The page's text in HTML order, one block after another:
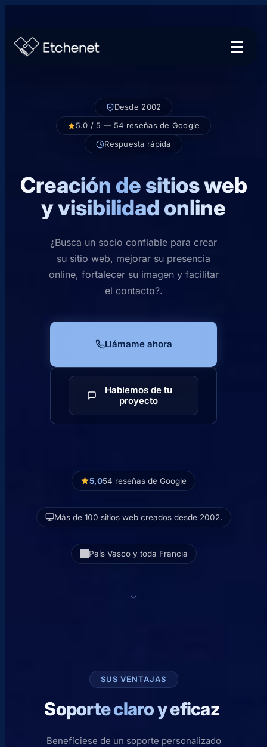
Desde 2002
5.0 / 5 — 54 reseñas de Google
Respuesta rápida
Creación de sitios web
y visibilidad online
¿Busca un socio confiable para crear
su sitio web, mejorar su presencia
online, fortalecer su imagen y facilitar
el contacto?.
Llámame ahora
Hablemos de tu
proyecto
5,054 reseñas de Google
Más de 100 sitios web creados desde 2002.
País Vasco y toda Francia
SUS VENTAJAS
Soporte claro y eficaz
Benefíciese de un soporte personalizado